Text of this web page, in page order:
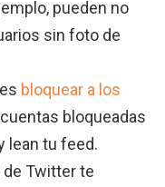
pueden no
sin foto de
bloquear a los
bloqueadas
lean tu feed.
de Twitter te